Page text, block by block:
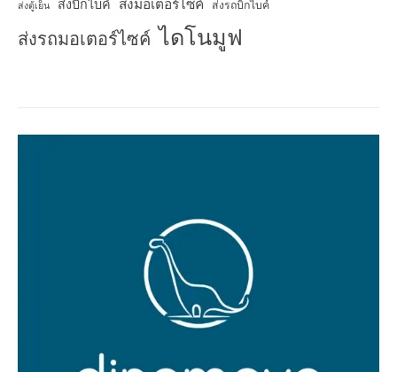
ส่งตู้เย็น ส่งบิ๊กไบค์ ส่งมอเตอร์ไซค์ ส่งรถบิ๊กไบค์
ส่งรถมอเตอร์ไซค์ ไดโนมูฟ